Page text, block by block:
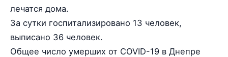
лечатся дома.
За сутки госпитализировано 13 человек,
выписано 36 человек.
Общее число умерших от COVID-19 в Днепре